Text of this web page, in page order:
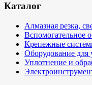
Каталог
Алмазная резка,
Вспомогательное
Крепежные
Оборудование для
Уплотнение и